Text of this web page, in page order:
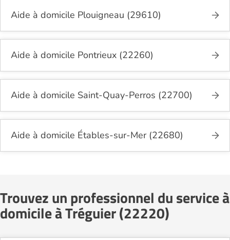
Aide à domicile Plouigneau (29610)
Aide à domicile Pontrieux (22260)
Aide à domicile Saint-Quay-Perros (22700)
Aide à domicile Étables-sur-Mer (22680)
Trouvez un professionnel du service à
domicile à Tréguier (22220)